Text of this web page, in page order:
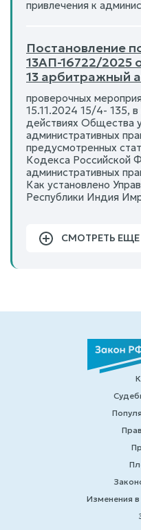
привлечения к
Постановление
13АП-16722/2025
13 арбитражный
проверочных
15.11.2024 15/4- 135,
действиях Общества
административных
предусмотренных
Кодекса Российской
административных
Как установлено
Республики Индия
СМОТРЕТЬ ЕЩЕ
Изменения